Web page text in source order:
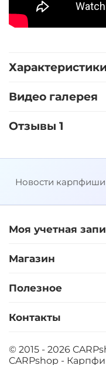
Характеристики
Видео галерея
Отзывы 1
Новости
Моя учетная
Магазин
Полезное
Контакты
© 2015 - 2026
CARPshop -